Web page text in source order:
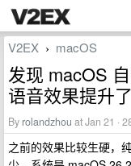
V2EX › macOS
发现 macOS
语音效果提升了
By rolandzhou at Jan 21 ·
之前的效果比较生硬，